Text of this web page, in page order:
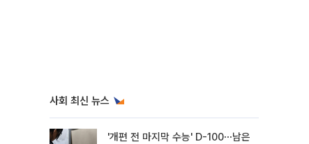
사회 최신 뉴스
'개편 전 마지막 수능' D-100⋯남은